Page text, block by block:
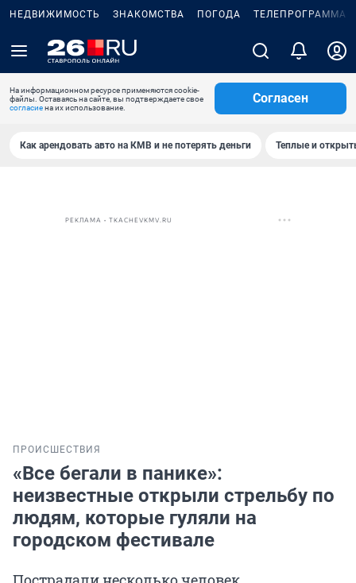
НЕДВИЖИМОСТЬ ЗНАКОМСТВА ПОГОДА ТЕЛЕПРОГРАММА
На информационном ресурсе применяются cookie-
файлы. Оставаясь на сайте, вы подтверждаете свое
согласиена их использование.
Согласен
Как арендовать авто на КМВ и не потерять деньги Теплые и
РЕКЛАМА • TKACHEVKMV.RU
ПРОИСШЕСТВИЯ
«Все бегали в панике»:
неизвестные открыли стрельбу по
людям, которые гуляли на
городском фестивале